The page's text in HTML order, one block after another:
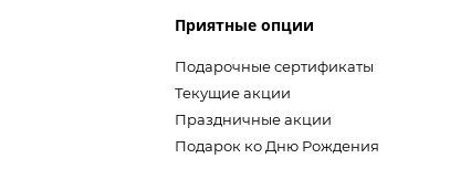
Приятные опции
Подарочные сертификаты
Текущие акции
Праздничные акции
Подарок ко Дню Рождения